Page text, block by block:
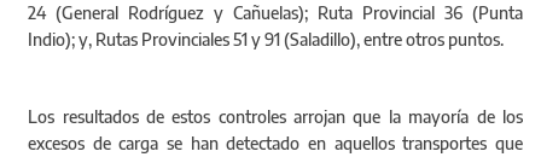
24 (General Rodríguez y Cañuelas); Ruta Provincial 36 (Punta
Indio); y, Rutas Provinciales 51 y 91 (Saladillo), entre otros puntos.
Los resultados de estos controles arrojan que la mayoría de los
excesos de carga se han detectado en aquellos transportes que